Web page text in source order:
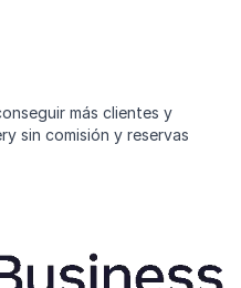
más clientes y
sin comisión y reservas